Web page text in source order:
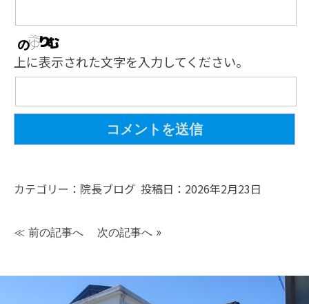
上に表示された文字を入力してください。
カテゴリー： 院長ブログ 投稿日：2026年2月23日
≪ 前の記事へ 次の記事へ »